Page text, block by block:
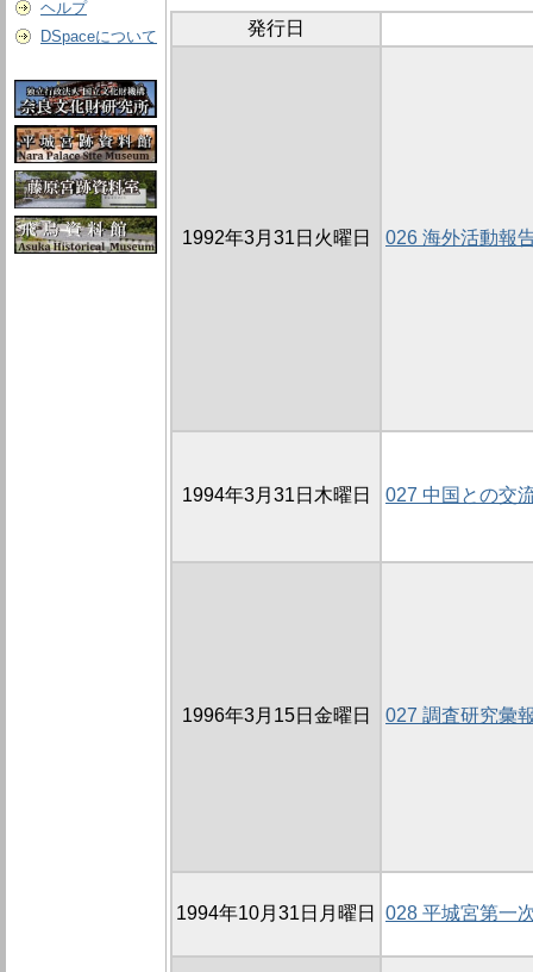
ヘルプ
DSpaceについて
発行日
1992年3月31日火曜日 026 海外活動報
1994年3月31日木曜日 027 中国との交
1996年3月15日金曜日 027 調査研究彙
1994年10月31日月曜日 028 平城宮第一